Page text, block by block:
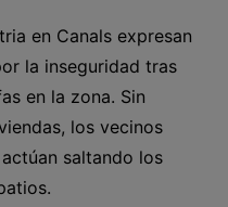
en Canals expresan
la inseguridad tras
en la zona. Sin
los vecinos
saltando los